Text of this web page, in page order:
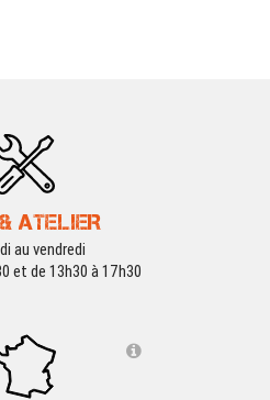
ATELIER
au vendredi
et de 13h30 à 17h30